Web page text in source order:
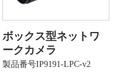
ボックス型ネットワ
ークカメラ
製品番号IP9191-LPC-v2